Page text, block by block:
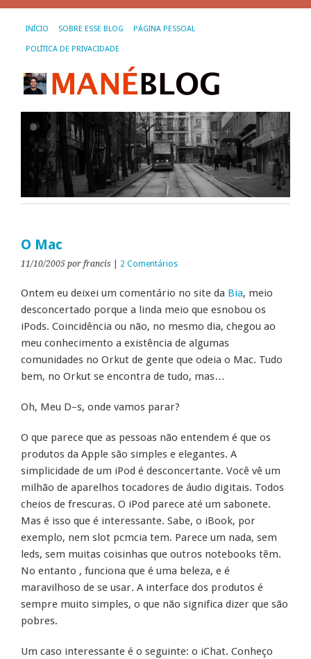
INÍCIO SOBRE ESSE BLOG PÁGINA PESSOAL
POLÍTICA DE PRIVACIDADE
O Mac
11/10/2005 por francis 2 Comentários
Ontem eu deixei um comentário no site da Bia, meio
desconcertado porque a linda meio que esnobou os
iPods. Coincidência ou não, no mesmo dia, chegou ao
meu conhecimento a existência de algumas
comunidades no Orkut de gente que odeia o Mac. Tudo
bem, no Orkut se encontra de tudo, mas…
Oh, Meu D–s, onde vamos parar?
O que parece que as pessoas não entendem é que os
produtos da Apple são simples e elegantes. A
simplicidade de um iPod é desconcertante. Você vê um
milhão de aparelhos tocadores de áudio digitais. Todos
cheios de frescuras. O iPod parece até um sabonete.
Mas é isso que é interessante. Sabe, o iBook, por
exemplo, nem slot pcmcia tem. Parece um nada, sem
leds, sem muitas coisinhas que outros notebooks têm.
No entanto , funciona que é uma beleza, e é
maravilhoso de se usar. A interface dos produtos é
sempre muito simples, o que não significa dizer que são
pobres.
Um caso interessante é o seguinte: o iChat. Conheço